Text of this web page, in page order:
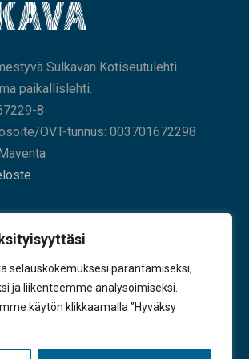
selauskokemuksesi parantamiseksi,
ja liikenteemme analysoimiseksi.
käytön klikkaamalla ”Hyväksy
Sulkavan Kotiseutulehti
paikallislehti.
8
OVT-tunnus: 003701672298